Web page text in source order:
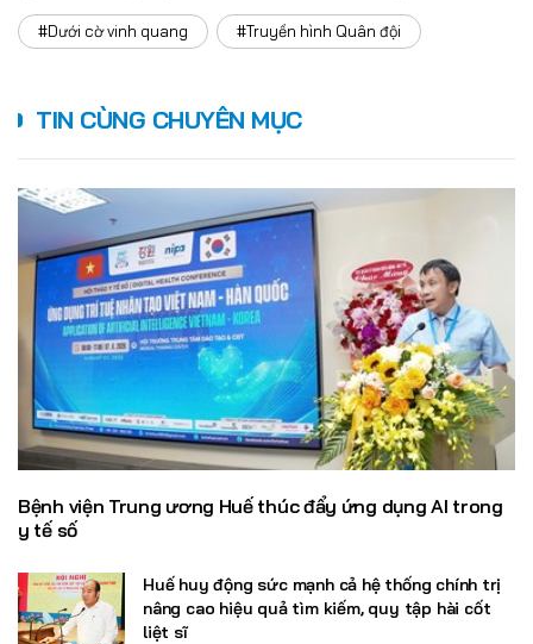
#Dưới cờ vinh quang #Truyền hình Quân đội
TIN CÙNG CHUYÊN MỤC
Bệnh viện Trung ương Huế thúc đẩy ứng dụng AI trong
y tế số
Huế huy động sức mạnh cả hệ thống chính trị
nâng cao hiệu quả tìm kiếm, quy tập hài cốt
liệt sĩ